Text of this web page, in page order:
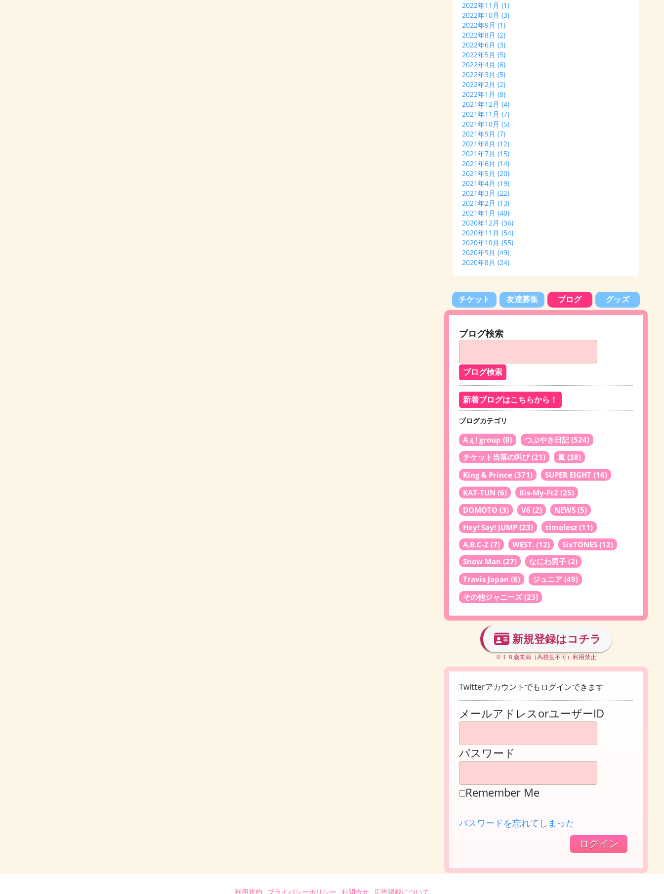
2022年11月 (1)
2022年10月 (3)
2022年9月 (1)
2022年8月 (2)
2022年6月 (3)
2022年5月 (5)
2022年4月 (6)
2022年3月 (5)
2022年2月 (2)
2022年1月 (8)
2021年12月 (4)
2021年11月 (7)
2021年10月 (5)
2021年9月 (7)
2021年8月 (12)
2021年7月 (15)
2021年6月 (14)
2021年5月 (20)
2021年4月 (19)
2021年3月 (22)
2021年2月 (13)
2021年1月 (40)
2020年12月 (36)
2020年11月 (54)
2020年10月 (55)
2020年9月 (49)
2020年8月 (24)
チケット 友達募集 ブログ グッズ
ブログ検索
新着ブログはこちらから！
ブログカテゴリ
Aぇ! group (0) つぶやき日記(524)
チケット当落の叫び(21) 嵐 (38)
King & Prince (371) SUPER EIGHT (16)
KAT-TUN (6) Kis-My-Ft2 (25)
DOMOTO (3) V6 (2) NEWS (5)
Hey! Say! JUMP (23) timelesz (11)
A.B.C-Z (7) WEST. (12) SixTONES (12)
Snow Man (27) なにわ男子 (2)
Travis Japan (6) ジュニア (49)
その他ジャニーズ(23)
新規登録はコチラ
※１８歳未満（高校生不可）利用禁止
Twitterアカウントでもログインできます
メールアドレスorユーザーID
パスワード
Remember Me
パスワードを忘れてしまった
利用規約 プライバシーポリシー お問合せ 広告掲載について